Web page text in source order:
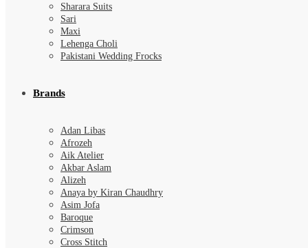
Sharara Suits
Sari
Maxi
Lehenga Choli
Pakistani Wedding Frocks
Brands
Adan Libas
Afrozeh
Aik Atelier
Akbar Aslam
Alizeh
Anaya by Kiran Chaudhry
Asim Jofa
Baroque
Crimson
Cross Stitch